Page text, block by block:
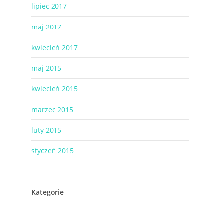
lipiec 2017
maj 2017
kwiecień 2017
maj 2015
kwiecień 2015
marzec 2015
luty 2015
styczeń 2015
Kategorie